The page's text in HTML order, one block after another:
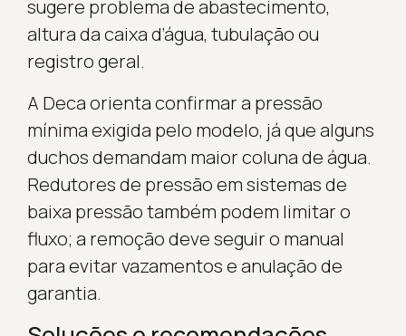
sugere problema de abastecimento,
altura da caixa d’água, tubulação ou
registro geral.
A Deca orienta confirmar a pressão
mínima exigida pelo modelo, já que alguns
duchos demandam maior coluna de água.
Redutores de pressão em sistemas de
baixa pressão também podem limitar o
fluxo; a remoção deve seguir o manual
para evitar vazamentos e anulação de
garantia.